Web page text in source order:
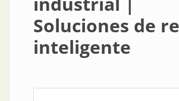
Soluciones de
inteligente